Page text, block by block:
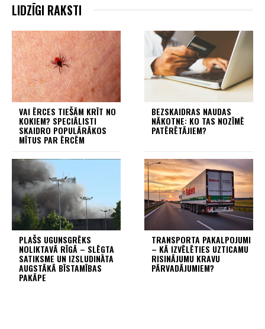
LIDZĪGI RAKSTI
VAI ĒRCES TIEŠĀM KRĪT NO
KOKIEM? SPECIĀLISTI
SKAIDRO POPULĀRĀKOS
MĪTUS PAR ĒRCĒM
BEZSKAIDRAS NAUDAS
NĀKOTNE: KO TAS NOZĪMĒ
PATĒRĒTĀJIEM?
PLAŠS UGUNSGRĒKS
NOLIKTAVĀ RĪGĀ – SLĒGTA
SATIKSME UN IZSLUDINĀTA
AUGSTĀKĀ BĪSTAMĪBAS
PAKĀPE
TRANSPORTA PAKALPOJUMI
– KĀ IZVĒLĒTIES UZTICAMU
RISINĀJUMU KRAVU
PĀRVADĀJUMIEM?